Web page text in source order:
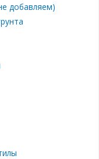
добавляем)